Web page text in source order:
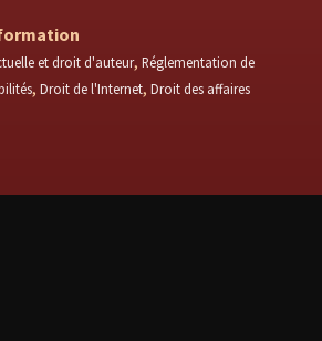
et droit d'auteur Réglementation de
Droit de l'Internet Droit des affaires